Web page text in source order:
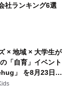
社ランキング6選
× 地域 × 大学生が
「自育」イベント
」 を8月23日